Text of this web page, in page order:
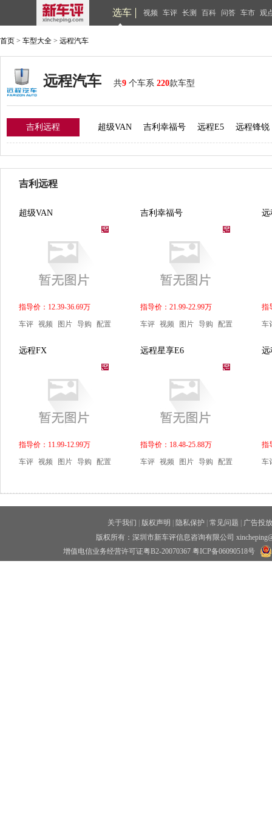
选车 视频 车评 长测 百科 问答 车市 观
首页 > 车型大全 > 远程汽车
远程汽车 共9 个车系 220款车型
吉利远程 超级VAN 吉利幸福号 远程E5 远程锋锐
吉利远程
超级VAN
指导价：12.39-36.69万
车评 视频 图片 导购 配置
吉利幸福号
指导价：21.99-22.99万
车评 视频 图片 导购 配置
远
指
车
远程FX
指导价：11.99-12.99万
车评 视频 图片 导购 配置
远程星享E6
指导价：18.48-25.88万
车评 视频 图片 导购 配置
远
指
车
关于我们 版权声明 隐私保护 常见问题
广告投放
版权所有：深圳市新车评信息咨询有限公司
增值电信业务经营许可证粤B2-20070367 粤ICP备06090518号